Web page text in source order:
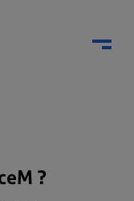
Menu
?